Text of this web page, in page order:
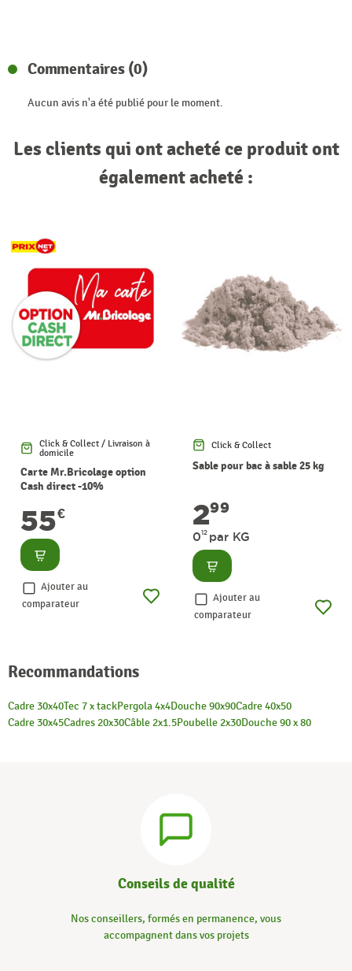
Commentaires (0)
Aucun avis n'a été publié pour le moment.
Les clients qui ont acheté ce produit ont
également acheté :
Click & Collect / Livraison à
domicile
Carte Mr.Bricolage option
Cash direct -10%
55€
Consulter
Ajouter au
comparateur
Click & Collect
Sable pour bac à sable 25 kg
299
012 par KG
Consulter
Ajouter au
comparateur
Recommandations
Cadre 30x40Tec 7 x tackPergola 4x4Douche 90x90Cadre 40x50
Cadre 30x45Cadres 20x30Câble 2x1.5Poubelle 2x30Douche 90 x 80
Conseils de qualité
Nos conseillers, formés en permanence, vous
accompagnent dans vos projets